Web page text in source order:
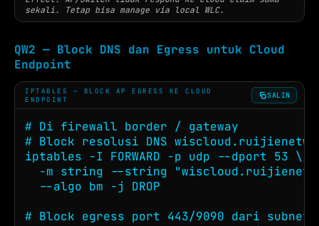
sekali. Tetap bisa manage via local WLC.
QW2 — Block DNS dan Egress untuk Cloud
Endpoint
IPTABLES — BLOCK AP EGRESS KE CLOUD
ENDPOINT
SALIN
# Di firewall border / gateway
# Block resolusi DNS
iptables -I FORWARD -p udp --dport 53 \
-m string --string
  --algo bm -j DROP
# Block egress port 443/9090 dari subnet